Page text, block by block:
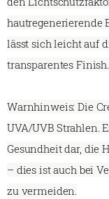
hautregenerierende
lässt sich leicht auf
transparentes Finish.
Warnhinweis: Die
UVA/UVB Strahlen.
Gesundheit dar, die
– dies ist auch bei
zu vermeiden.